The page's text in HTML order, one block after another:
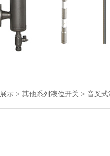
示 > 其他系列液位开关 > 音叉